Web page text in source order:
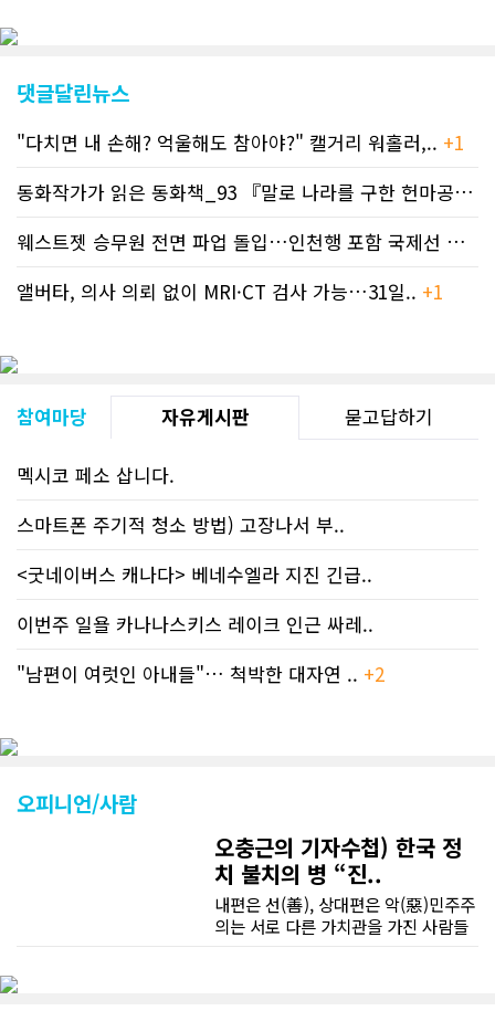
댓글달린뉴스
"다치면 내 손해? 억울해도 참아야?" 캘거리 워홀러,.. +1
동화작가가 읽은 동화책_93 『말로 나라를 구한 헌마공..+2
웨스트젯 승무원 전면 파업 돌입…인천행 포함 국제선 줄..
앨버타, 의사 의뢰 없이 MRI·CT 검사 가능…31일.. +1
참여마당 자유게시판 묻고답하기
멕시코 페소 삽니다.
스마트폰 주기적 청소 방법) 고장나서 부..
<굿네이버스 캐나다> 베네수엘라 지진 긴급..
이번주 일욜 카나나스키스 레이크 인근 싸레..
"남편이 여럿인 아내들"… 척박한 대자연 .. +2
오피니언/사람
오충근의 기자수첩) 한국 정
치 불치의 병 “진..
내편은 선(善), 상대편은 악(惡)민주주
의는 서로 다른 가치관을 가진 사람들